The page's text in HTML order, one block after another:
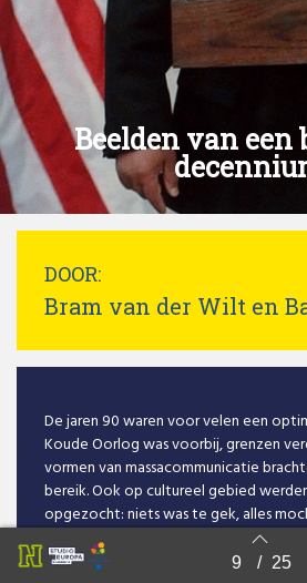
Back to index 9 / 25
Beelden van een
DOOR:
Bram van der Wilt en
De jaren 90 waren voor velen een
Koude Oorlog was voorbij, grenzen
vormen van massacommunicatie
bereik. Ook op cultureel gebied
opgezocht: niets was te gek, alles
sleutelwoord. Op sociaal en
staat een stapje terug, vertrouwend op